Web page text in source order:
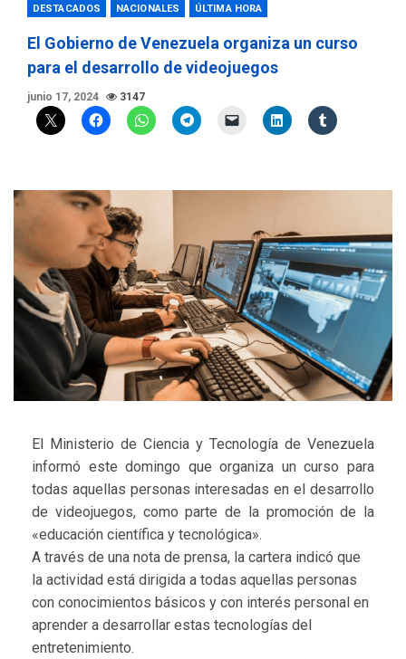
DESTACADOS NACIONALES ÚLTIMA HORA
El Gobierno de Venezuela organiza un curso
para el desarrollo de videojuegos
junio 17, 2024 3147
El Ministerio de Ciencia y Tecnología de Venezuela
informó este domingo que organiza un curso para
todas aquellas personas interesadas en el desarrollo
de videojuegos, como parte de la promoción de la
«educación científica y tecnológica».
A través de una nota de prensa, la cartera indicó que
la actividad está dirigida a todas aquellas personas
con conocimientos básicos y con interés personal en
aprender a desarrollar estas tecnologías del
entretenimiento.